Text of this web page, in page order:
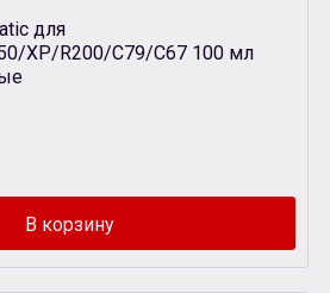
для
XР/R200/C79/C67 100 мл